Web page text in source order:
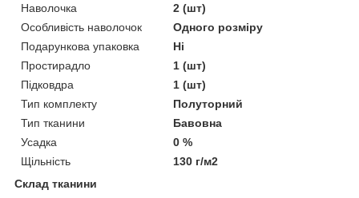
Наволочка
2 (шт)
Особливість наволочок
Одного розміру
Подарункова упаковка
Ні
Простирадло
1 (шт)
Підковдра
1 (шт)
Тип комплекту
Полуторний
Тип тканини
Бавовна
Усадка
0 %
Щільність
130 г/м2
Склад тканини